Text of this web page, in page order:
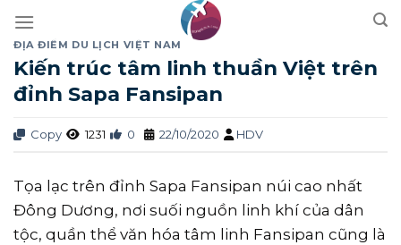
content
ĐỊA ĐIỂM DU LỊCH VIỆT NAM
Kiến trúc tâm linh thuần Việt trên
đỉnh Sapa Fansipan
Copy 1231 0 22/10/2020 HDV
Tọa lạc trên đỉnh Sapa Fansipan núi cao nhất
Đông Dương, nơi suối nguồn linh khí của dân
tộc, quần thể văn hóa tâm linh Fansipan cũng là